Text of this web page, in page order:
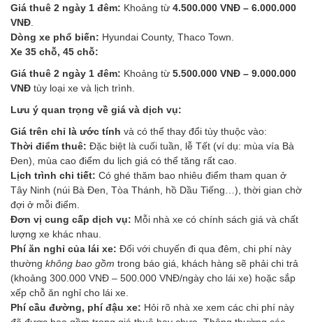
Giá thuê 2 ngày 1 đêm: Khoảng từ 4.500.000 VNĐ – 6.000.000
VNĐ
Dòng xe phổ biến: Hyundai County, Thaco Town.
Xe 35 chỗ, 45 chỗ:
Giá thuê 2 ngày 1 đêm: Khoảng từ 5.500.000 VNĐ – 9.000.000
VNĐ tùy loại xe và lịch trình.
Lưu ý quan trọng về giá và dịch vụ:
Giá trên chỉ là ước tính và có thể thay đổi tùy thuộc vào:
Thời điểm thuê: Đặc biệt là cuối tuần, lễ Tết (ví dụ: mùa vía Bà
Đen), mùa cao điểm du lịch giá có thể tăng rất cao.
Lịch trình chi tiết: Có ghé thăm bao nhiêu điểm tham quan ở
Tây Ninh (núi Bà Đen, Tòa Thánh, hồ Dầu Tiếng…), thời gian chờ
đợi ở mỗi điểm.
Đơn vị cung cấp dịch vụ: Mỗi nhà xe có chính sách giá và chất
lượng xe khác nhau.
Phí ăn nghỉ của lái xe: Đối với chuyến đi qua đêm, chi phí này
thường không bao gồm trong báo giá, khách hàng sẽ phải chi trả
(khoảng 300.000 VNĐ – 500.000 VNĐ/ngày cho lái xe) hoặc sắp
xếp chỗ ăn nghỉ cho lái xe.
Phí cầu đường, phí đậu xe: Hỏi rõ nhà xe xem các chi phí này